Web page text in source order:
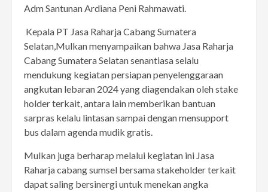
Adm Santunan Ardiana Peni Rahmawati.
Kepala PT Jasa Raharja Cabang Sumatera
Selatan,Mulkan menyampaikan bahwa Jasa Raharja
Cabang Sumatera Selatan senantiasa selalu
mendukung kegiatan persiapan penyelenggaraan
angkutan lebaran 2024 yang diagendakan oleh stake
holder terkait, antara lain memberikan bantuan
sarpras kelalu lintasan sampai dengan mensupport
bus dalam agenda mudik gratis.
Mulkan juga berharap melalui kegiatan ini Jasa
Raharja cabang sumsel bersama stakeholder terkait
dapat saling bersinergi untuk menekan angka